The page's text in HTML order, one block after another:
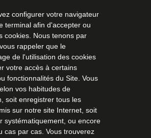
configurer votre navigateur
terminal afin d'accepter ou
cookies. Nous tenons par
rappeler que le
de l'utilisation des cookies
votre accès à certains
fonctionnalités du Site. Vous
vos habitudes de
soit enregistrer tous les
sur notre site Internet, soit
systématiquement, ou encore
cas par cas. Vous trouverez